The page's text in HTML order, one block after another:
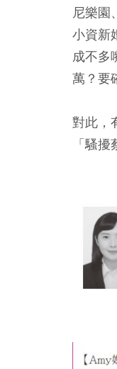
尼樂園
小資新
成不多
萬？要
對此，
「騷